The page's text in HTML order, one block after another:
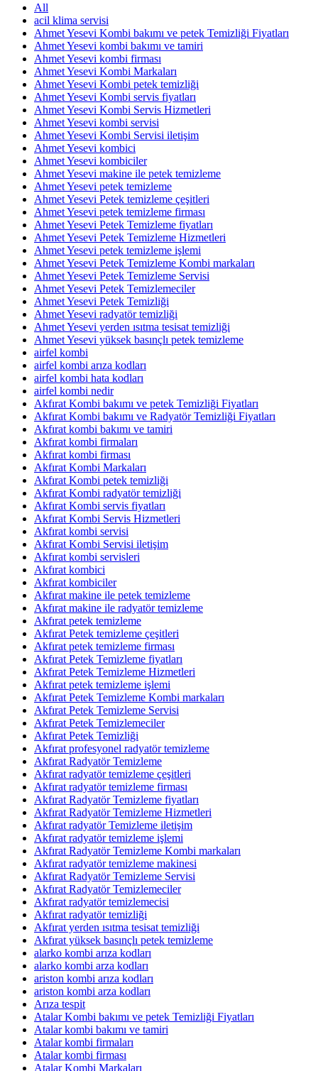
All
acil klima servisi
Ahmet Yesevi Kombi bakımı ve petek Temizliği Fiyatları
Ahmet Yesevi kombi bakımı ve tamiri
Ahmet Yesevi kombi firması
Ahmet Yesevi Kombi Markaları
Ahmet Yesevi Kombi petek temizliği
Ahmet Yesevi Kombi servis fiyatları
Ahmet Yesevi Kombi Servis Hizmetleri
Ahmet Yesevi kombi servisi
Ahmet Yesevi Kombi Servisi iletişim
Ahmet Yesevi kombici
Ahmet Yesevi kombiciler
Ahmet Yesevi makine ile petek temizleme
Ahmet Yesevi petek temizleme
Ahmet Yesevi Petek temizleme çeşitleri
Ahmet Yesevi petek temizleme firması
Ahmet Yesevi Petek Temizleme fiyatları
Ahmet Yesevi Petek Temizleme Hizmetleri
Ahmet Yesevi petek temizleme işlemi
Ahmet Yesevi Petek Temizleme Kombi markaları
Ahmet Yesevi Petek Temizleme Servisi
Ahmet Yesevi Petek Temizlemeciler
Ahmet Yesevi Petek Temizliği
Ahmet Yesevi radyatör temizliği
Ahmet Yesevi yerden ısıtma tesisat temizliği
Ahmet Yesevi yüksek basınçlı petek temizleme
airfel kombi
airfel kombi arıza kodları
airfel kombi hata kodları
airfel kombi nedir
Akfırat Kombi bakımı ve petek Temizliği Fiyatları
Akfırat Kombi bakımı ve Radyatör Temizliği Fiyatları
Akfırat kombi bakımı ve tamiri
Akfırat kombi firmaları
Akfırat kombi firması
Akfırat Kombi Markaları
Akfırat Kombi petek temizliği
Akfırat Kombi radyatör temizliği
Akfırat Kombi servis fiyatları
Akfırat Kombi Servis Hizmetleri
Akfırat kombi servisi
Akfırat Kombi Servisi iletişim
Akfırat kombi servisleri
Akfırat kombici
Akfırat kombiciler
Akfırat makine ile petek temizleme
Akfırat makine ile radyatör temizleme
Akfırat petek temizleme
Akfırat Petek temizleme çeşitleri
Akfırat petek temizleme firması
Akfırat Petek Temizleme fiyatları
Akfırat Petek Temizleme Hizmetleri
Akfırat petek temizleme işlemi
Akfırat Petek Temizleme Kombi markaları
Akfırat Petek Temizleme Servisi
Akfırat Petek Temizlemeciler
Akfırat Petek Temizliği
Akfırat profesyonel radyatör temizleme
Akfırat Radyatör Temizleme
Akfırat radyatör temizleme çeşitleri
Akfırat radyatör temizleme firması
Akfırat Radyatör Temizleme fiyatları
Akfırat Radyatör Temizleme Hizmetleri
Akfırat radyatör Temizleme iletişim
Akfırat radyatör temizleme işlemi
Akfırat Radyatör Temizleme Kombi markaları
Akfırat radyatör temizleme makinesi
Akfırat Radyatör Temizleme Servisi
Akfırat Radyatör Temizlemeciler
Akfırat radyatör temizlemecisi
Akfırat radyatör temizliği
Akfırat yerden ısıtma tesisat temizliği
Akfırat yüksek basınçlı petek temizleme
alarko kombi arıza kodları
alarko kombi arza kodları
ariston kombi arıza kodları
ariston kombi arza kodları
Arıza tespit
Atalar Kombi bakımı ve petek Temizliği Fiyatları
Atalar kombi bakımı ve tamiri
Atalar kombi firmaları
Atalar kombi firması
Atalar Kombi Markaları